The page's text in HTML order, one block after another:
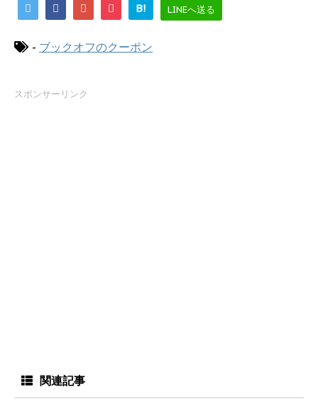
B! LINEへ送る
- ブックオフのクーポン
スポンサーリンク
関連記事